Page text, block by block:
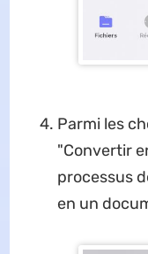
Parmi les
"Convertir
processus
en un